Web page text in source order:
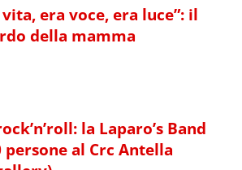
era voce, era luce”: il
della mamma
la Laparo’s Band
al Crc Antella